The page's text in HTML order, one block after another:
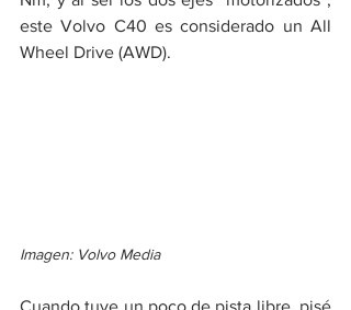
este Volvo C40 es considerado un All
Wheel Drive (AWD).
Imagen: Volvo Media